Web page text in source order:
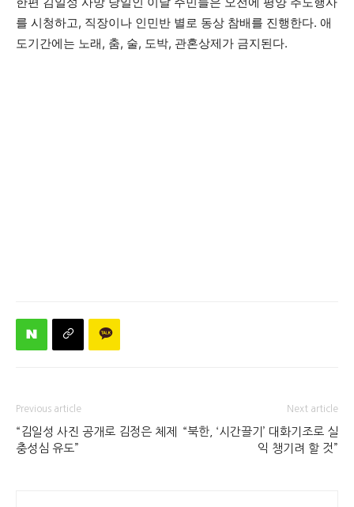
를 시청하고, 직장이나 인민반 별로 동상 참배를 진행한다. 애
도기간에는 노래, 춤, 술, 도박, 관혼상제가 금지된다.
Previous article
“김일성 사진 공개로 김정은 체제
충성심 유도”
Next article
“북한, ‘시간끌기’ 대화기조로 실
익 챙기려 할 것”